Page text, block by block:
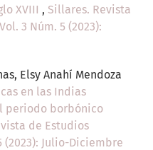
XVIII , Sillares. Revista
3 Núm. 5 (2023):
Elsy Anahí Mendoza
en las Indias
periodo borbónico
de Estudios
(2023): Julio-Diciembre